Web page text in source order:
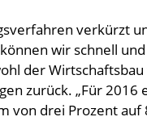
verkürzt
wir schnell
der
zurück. „Für
von drei Prozent auf